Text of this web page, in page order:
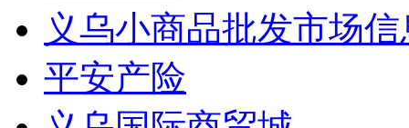
义乌小商品批发市场
平安产险